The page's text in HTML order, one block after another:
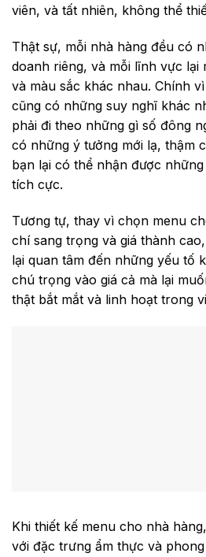
viên, và tất nhiên, không thể
Thật sự, mỗi nhà hàng đều có
doanh riêng, và mỗi lĩnh vực lại
và màu sắc khác nhau. Chính
cũng có những suy nghĩ khác
phải đi theo những gì số đông
có những ý tưởng mới lạ, thậm
bạn lại có thể nhận được
tích cực.
Tương tự, thay vì chọn menu
chí sang trọng và giá thành
lại quan tâm đến những yếu tố
chú trọng vào giá cả mà lại
thật bắt mắt và linh hoạt trong
Khi thiết kế menu cho nhà
với đặc trưng ẩm thực và